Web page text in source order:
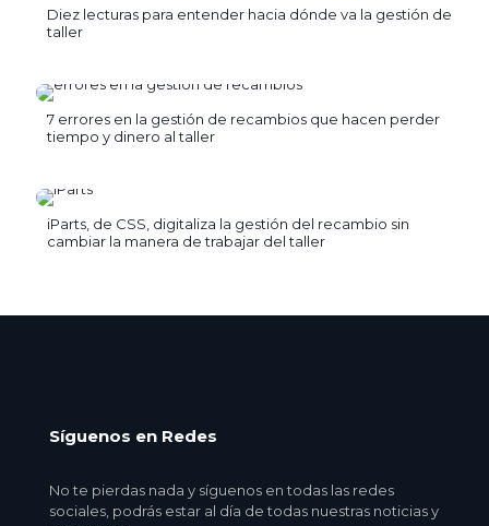
Diez lecturas para entender hacia dónde va la gestión de
taller
7 errores en la gestión de recambios que hacen perder
tiempo y dinero al taller
iParts, de CSS, digitaliza la gestión del recambio sin
cambiar la manera de trabajar del taller
Síguenos en Redes
No te pierdas nada y síguenos en todas las redes
sociales, podrás estar al día de todas nuestras noticias y